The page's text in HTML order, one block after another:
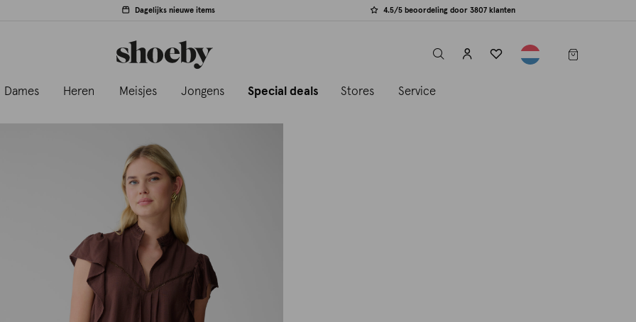
Dagelijks nieuwe items 4.5/5 beoordeling door 3807 klanten
label.header.toggle
Dames Heren Meisjes Jongens Special deals Stores Service